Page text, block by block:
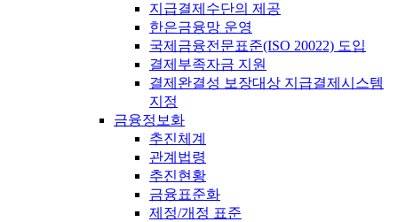
지급결제수단의 제공
한은금융망 운영
국제금융전문표준(ISO 20022) 도입
결제부족자금 지원
결제완결성 보장대상 지급결제시스템
지정
금융정보화
추진체계
관계법령
추진현황
금융표준화
제정/개정 표준